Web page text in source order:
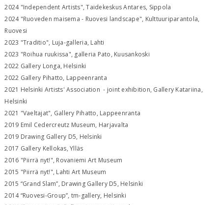
2024 "Independent Artists", Taidekeskus Antares, Sippola
2024 "Ruoveden maisema - Ruovesi landscape", Kulttuuriparantola,
Ruovesi
2023 "Traditio", Luja-galleria, Lahti
2023 "Roihua ruukissa", galleria Pato, Kuusankoski
2022 Gallery Longa, Helsinki
2022 Gallery Pihatto, Lappeenranta
2021 Helsinki Artists' Association - joint exhibition, Gallery Katariina,
Helsinki
2021 "Vaeltajat", Gallery Pihatto, Lappeenranta
2019 Emil Cedercreutz Museum, Harjavalta
2019 Drawing Gallery D5, Helsinki
2017 Gallery Kellokas, Ylläs
2016 "Piirrä nyt!", Rovaniemi Art Museum
2015 "Piirrä nyt!", Lahti Art Museum
2015 “Grand Slam”, Drawing Gallery D5, Helsinki
2014 “Ruovesi-Group”, tm-gallery, Helsinki